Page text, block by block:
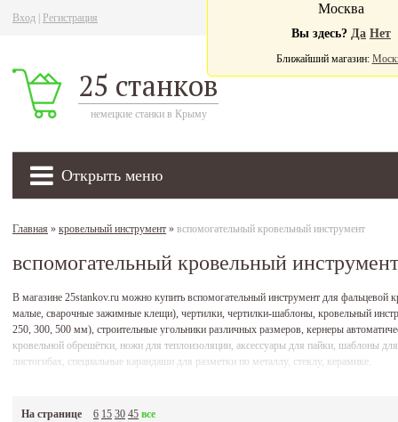
Вход Регистрация
25 станков
немецкие станки в Крыму
Открыть меню
Москва
Вы здесь? Да Нет
Ближайший магазин:
Главная » кровельный инструмент » вспомогательный кровельный инструмент
вспомогательный кровельный инструмент
В магазине 25stankov.ru можно купить вспомогательный инструмент для
малые, сварочные зажимные клещи), чертилки, чертилки-шаблоны, кровельный
250, 300, 500 мм), строительные угольники различных размеров, кернеры
кровельной обрешётки, ножи для теплоизоляции, аксессуары для пайки, шаблоны
листогибах, специальные карандаши для разметки по металлу, стеклу, керамике.
На странице 6 15 30 45 все